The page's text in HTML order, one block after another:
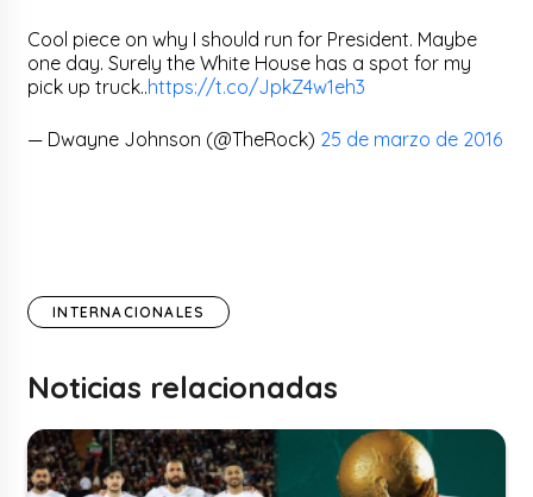
Cool piece on why I should run for President. Maybe
one day. Surely the White House has a spot for my
pick up truck..https://t.co/JpkZ4w1eh3
— Dwayne Johnson (@TheRock) 25 de marzo de 2016
INTERNACIONALES
Noticias relacionadas